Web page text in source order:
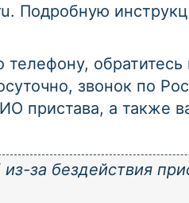
Подробную
телефону,
звонок по
пристава, а также
за бездействия